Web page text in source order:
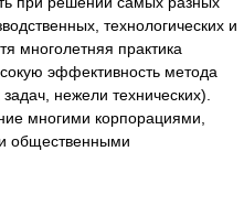
технологических и
многолетняя практика
эффективность метода
нежели технических).
многими корпорациями,
общественными